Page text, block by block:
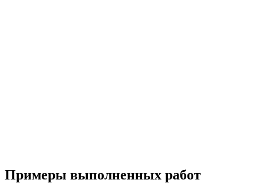
Примеры выполненных работ